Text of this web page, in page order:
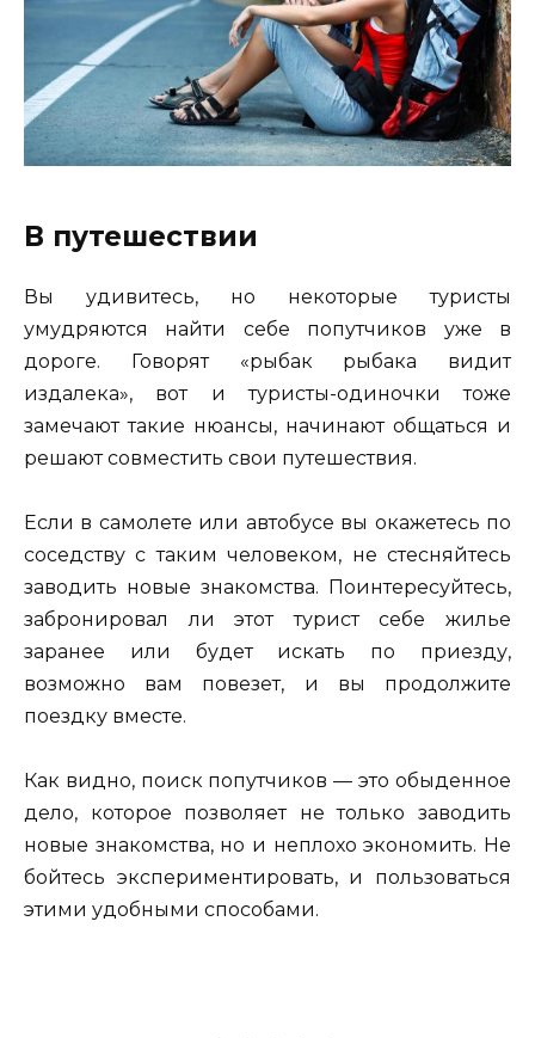
В путешествии
Вы удивитесь, но некоторые туристы
умудряются найти себе попутчиков уже в
дороге. Говорят «рыбак рыбака видит
издалека», вот и туристы-одиночки тоже
замечают такие нюансы, начинают общаться и
решают совместить свои путешествия.
Если в самолете или автобусе вы окажетесь по
соседству с таким человеком, не стесняйтесь
заводить новые знакомства. Поинтересуйтесь,
забронировал ли этот турист себе жилье
заранее или будет искать по приезду,
возможно вам повезет, и вы продолжите
поездку вместе.
Как видно, поиск попутчиков — это обыденное
дело, которое позволяет не только заводить
новые знакомства, но и неплохо экономить. Не
бойтесь экспериментировать, и пользоваться
этими удобными способами.